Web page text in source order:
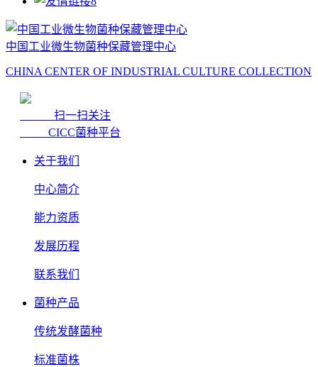
中国工业微生物菌种保藏管理中心
CHINA CENTER OF INDUSTRIAL CULTURE COLLECTION
扫一扫关注
CICC菌种平台
关于我们
中心简介
能力资质
发展历程
联系我们
菌种产品
传统发酵菌种
标准菌株